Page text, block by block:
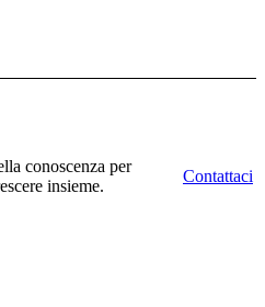
conoscenza per
insieme.
Contattaci